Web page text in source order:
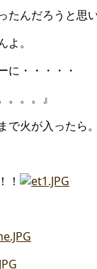
たんだろうと思
。
に・・・・・
。。。』
火が入ったら。
！